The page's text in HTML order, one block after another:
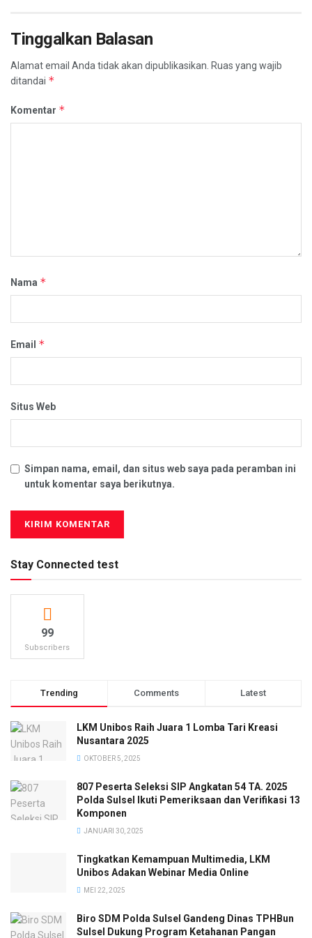
Tinggalkan Balasan
Alamat email Anda tidak akan dipublikasikan. Ruas yang wajib
ditandai *
Komentar *
Nama *
Email *
Situs Web
Simpan nama, email, dan situs web saya pada peramban ini
untuk komentar saya berikutnya.
Stay Connected test
99
Subscribers
Trending Comments Latest
LKM Unibos Raih Juara 1 Lomba Tari Kreasi
Nusantara 2025
OKTOBER 5, 2025
807 Peserta Seleksi SIP Angkatan 54 TA. 2025
Polda Sulsel Ikuti Pemeriksaan dan Verifikasi 13
Komponen
JANUARI 30, 2025
Tingkatkan Kemampuan Multimedia, LKM
Unibos Adakan Webinar Media Online
MEI 22, 2025
Biro SDM Polda Sulsel Gandeng Dinas TPHBun
Sulsel Dukung Program Ketahanan Pangan